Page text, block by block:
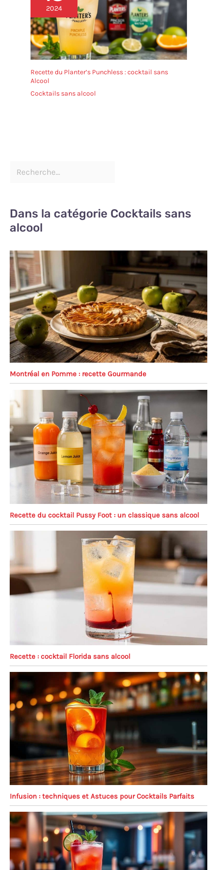
2024
Recette du Planter’s Punchless : cocktail sans
Alcool
Cocktails sans alcool
Dans la catégorie Cocktails sans
alcool
Montréal en Pomme : recette Gourmande
Recette du cocktail Pussy Foot : un classique sans alcool
Recette : cocktail Florida sans alcool
Infusion : techniques et Astuces pour Cocktails Parfaits